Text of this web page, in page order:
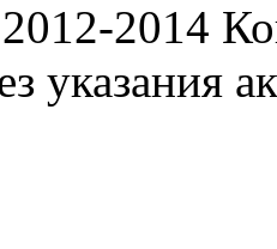
2014
указания